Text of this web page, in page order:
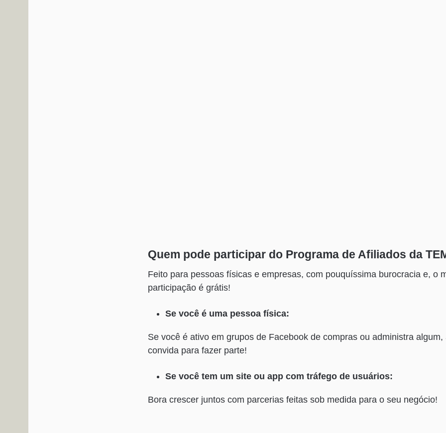
Quem pode participar do Programa de Afiliados da
Feito para pessoas físicas e empresas, com pouquíssima burocracia e, o
participação é grátis!
Se você é uma pessoa física:
Se você é ativo em grupos de Facebook de compras ou administra algum,
convida para fazer parte!
Se você tem um site ou app com tráfego de usuários:
Bora crescer juntos com parcerias feitas sob medida para o seu negócio!